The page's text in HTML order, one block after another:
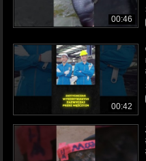
00:46
00:42